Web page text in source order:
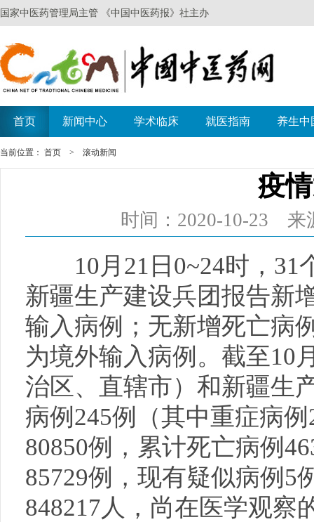
当前位置： 首页 > 滚动新闻
疫
时间：2020-10-23
10月21日0~24时，31
新疆生产建设兵团报告新
输入病例；无新增死亡病
为境外输入病例。截至10
治区、直辖市）和新疆生
病例245例（其中重症病
80850例，累计死亡病例
85729例，现有疑似病例5
848217人，尚在医学观察